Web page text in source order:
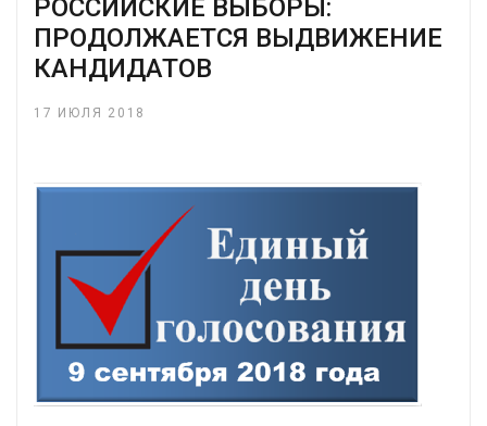
РОССИЙСКИЕ ВЫБОРЫ:
ПРОДОЛЖАЕТСЯ ВЫДВИЖЕНИЕ
КАНДИДАТОВ
17 ИЮЛЯ 2018